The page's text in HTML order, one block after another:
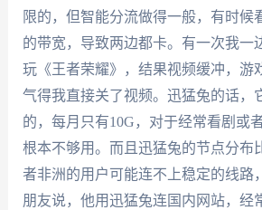
限的，但智能分流做得一般，有时候
的带宽，导致两边都卡。有一次我一
玩《王者荣耀》，结果视频缓冲，游
气得我直接关了视频。迅猛兔的话，
的，每月只有10G，对于经常看剧或
根本不够用。而且迅猛兔的节点分布
者非洲的用户可能连不上稳定的线路
朋友说，他用迅猛兔连国内网站，经